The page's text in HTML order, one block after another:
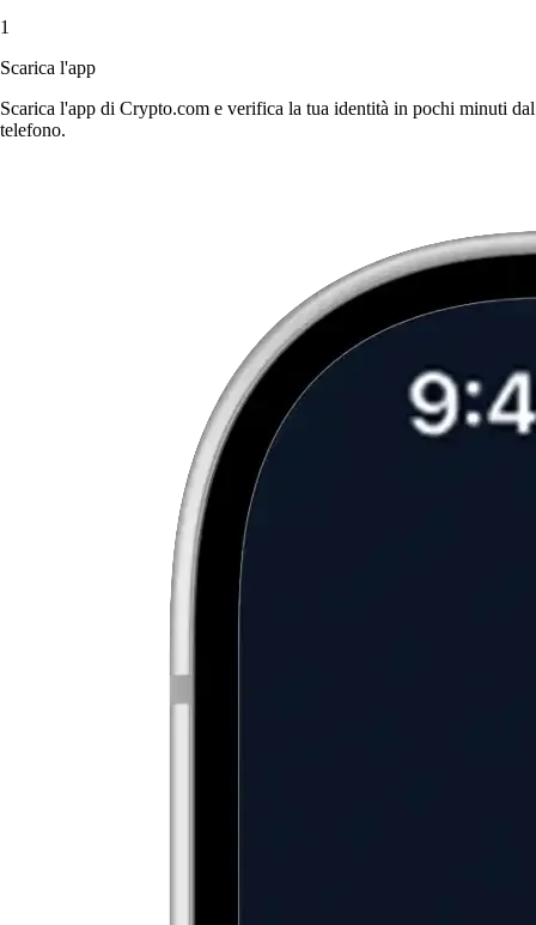
1
Scarica l'app
Scarica l'app di Crypto.com e verifica la tua identità in pochi minuti dal
telefono.